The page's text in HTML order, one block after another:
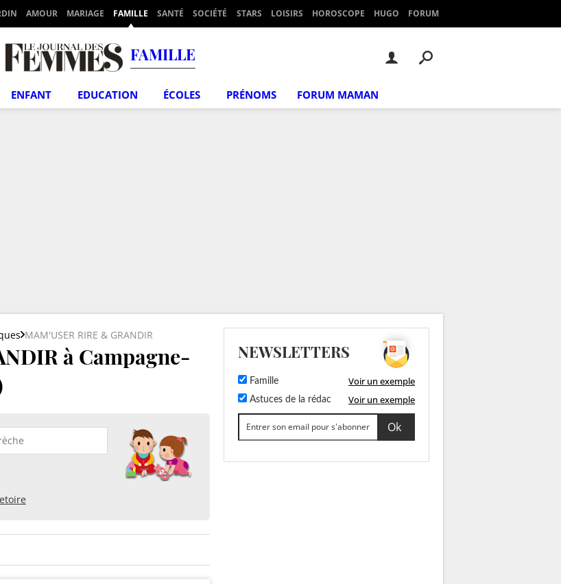
AMOUR MARIAGE FAMILLE SANTÉ SOCIÉTÉ STARS LOISIRS HOROSCOPE HUGO FORUM
FAMILLE
ENFANT EDUCATION ÉCOLES PRÉNOMS FORUM MAMAN
MAM'USER RIRE & GRANDIR
à Campagne-
NEWSLETTERS
Famille Voir un exemple
Astuces de la rédac Voir un exemple